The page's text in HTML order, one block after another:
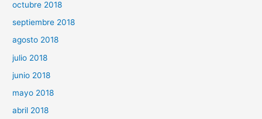
octubre 2018
septiembre 2018
agosto 2018
julio 2018
junio 2018
mayo 2018
abril 2018